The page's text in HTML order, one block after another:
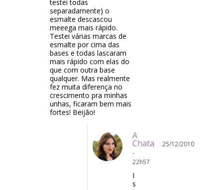
testei todas
separadamente) o
esmalte descascou
meeega mais rápido.
Testei várias marcas de
esmalte por cima das
bases e todas lascaram
mais rápido com elas do
que com outra base
qualquer. Mas realmente
fez muita diferença no
crescimento pra minhas
unhas, ficaram bem mais
fortes! Beijão!
A
Chata
25/12/2010
-
22h57
I
s